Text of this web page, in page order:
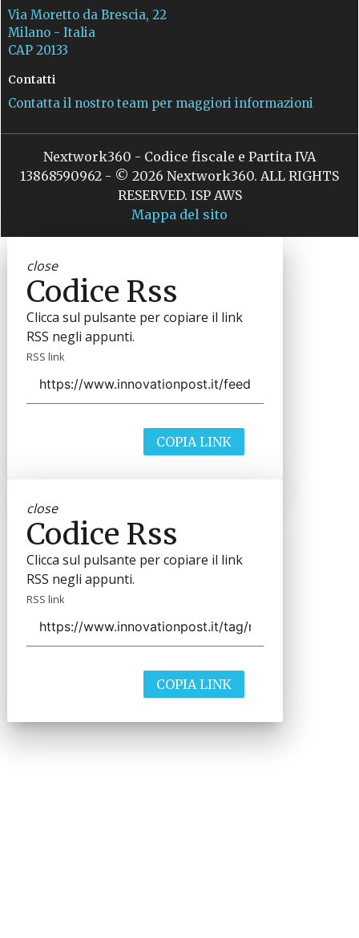
Via Moretto da Brescia, 22
Milano - Italia
CAP 20133
Contatti
Contatta il nostro team per maggiori informazioni
Nextwork360 - Codice fiscale e Partita IVA
13868590962 - © 2026 Nextwork360. ALL RIGHTS
RESERVED. ISP AWS
Mappa del sito
close
Codice Rss
Clicca sul pulsante per copiare il link
RSS negli appunti.
RSS link
COPIA LINK
close
Codice Rss
Clicca sul pulsante per copiare il link
RSS negli appunti.
RSS link
COPIA LINK